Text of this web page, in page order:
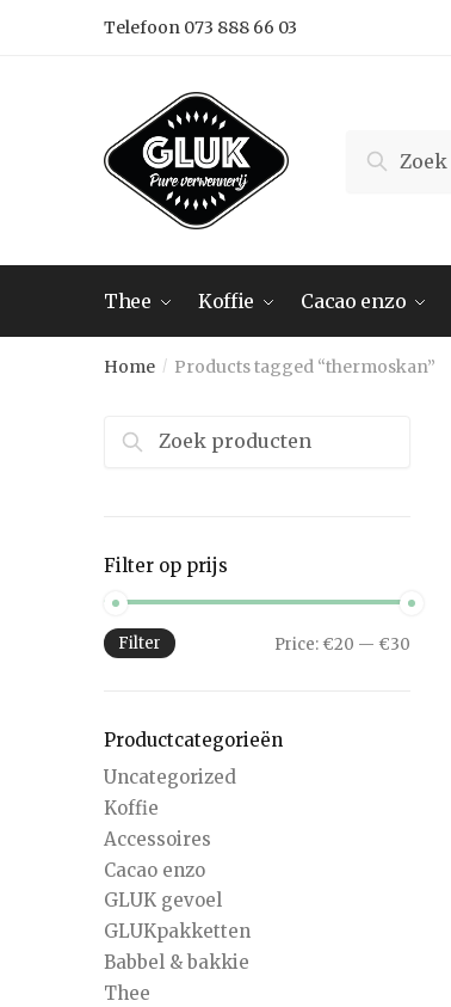
Telefoon 073 888 66 03
for:
Search
Thee Koffie Cacao enzo
Home / Products tagged “thermoskan”
Zoeken
naar:
Filter op prijs
Filter Price: €20 — €30
Productcategorieën
Uncategorized
Koffie
Accessoires
Cacao enzo
GLUK gevoel
GLUKpakketten
Babbel & bakkie
Thee